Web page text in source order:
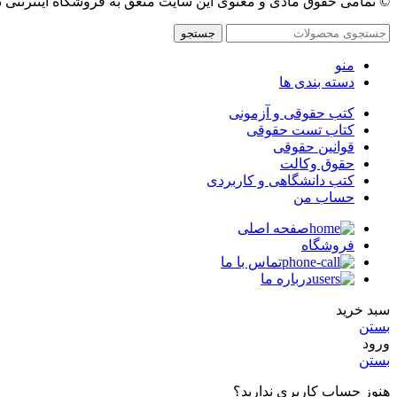
جستجو
منو
دسته بندی ها
کتب حقوقی و آزمونی
کتاب تست حقوقی
قوانین حقوقی
حقوق وکالت
کتب دانشگاهی و کاربردی
حساب من
صفحه اصلی
فروشگاه
تماس با ما
درباره ما
سبد خرید
بستن
ورود
بستن
هنوز حساب کاربری ندارید؟